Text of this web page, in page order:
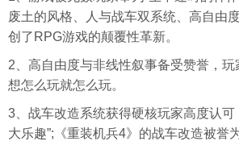
废土的风格、人与战车双系统、高自由
创了RPG游戏的颠覆性革新。
2、高自由度与非线性叙事备受赞誉，玩
想怎么玩就怎么玩。
3、战车改造系统获得硬核玩家高度认可
大乐趣”;《重装机兵4》的战车改造被誉